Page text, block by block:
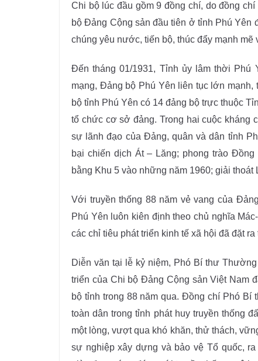
Chi bộ lúc đầu gồm 9 đồng chí, do đồng
bộ Đảng Cộng sản đầu tiên ở tỉnh Phú Yên
chúng yêu nước, tiến bộ, thúc đẩy mạnh
Đến tháng 01/1931, Tỉnh ủy lâm thời
mạng, Đảng bộ Phú Yên liên tục lớn
bộ tỉnh Phú Yên có 14 đảng bộ trực thuộc
tổ chức cơ sở đảng. Trong hai cuộc kháng
sự lãnh đạo của Đảng, quân và dân tỉnh
bại chiến dịch Át – Lăng; phong trào
bằng Khu 5 vào những năm 1960; giải
Với truyền thống 88 năm vẻ vang của
Phú Yên luôn kiên định theo chủ nghĩa
các chỉ tiêu phát triển kinh tế xã hội đã đặt
Diễn văn tại lễ kỷ niệm, Phó Bí thư
triển của Chi bộ Đảng Cộng sản Việt Nam
bộ tỉnh trong 88 năm qua. Đồng chí Phó
toàn dân trong tỉnh phát huy truyền thống
một lòng, vượt qua khó khăn, thử thách,
sự nghiệp xây dựng và bảo vệ Tổ quốc,